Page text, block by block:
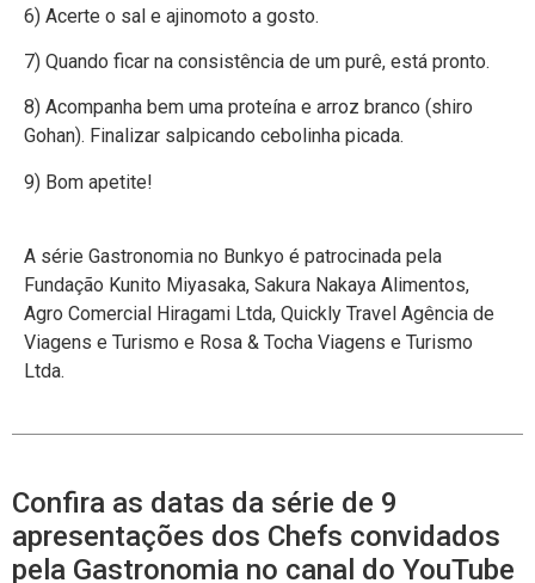
6) Acerte o sal e ajinomoto a gosto.
7) Quando ficar na consistência de um purê, está pronto.
8) Acompanha bem uma proteína e arroz branco (shiro
Gohan). Finalizar salpicando cebolinha picada.
9) Bom apetite!
A série Gastronomia no Bunkyo é patrocinada pela
Fundação Kunito Miyasaka, Sakura Nakaya Alimentos,
Agro Comercial Hiragami Ltda, Quickly Travel Agência de
Viagens e Turismo e Rosa & Tocha Viagens e Turismo
Ltda.
Confira as datas da série de 9
apresentações dos Chefs convidados
pela Gastronomia no canal do YouTube